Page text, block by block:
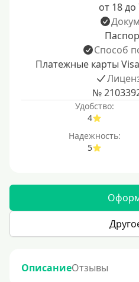
от 18 до
Способ
Платежные карты
№
Удобство:
4
Надежность:
5
ОписаниеОтзывы